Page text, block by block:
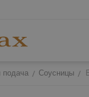
/ Соусницы /